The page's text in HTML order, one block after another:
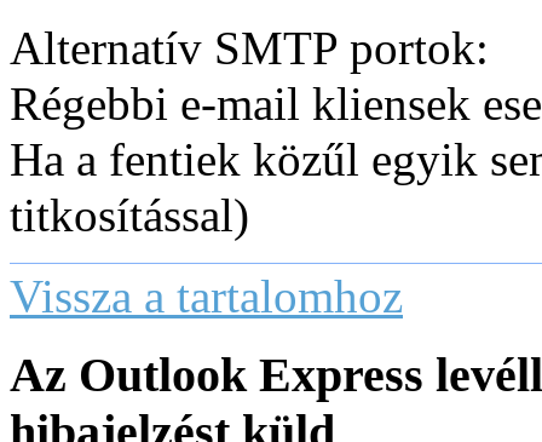
Alternatív SMTP portok:
Régebbi e-mail kliensek
Ha a fentiek közűl egyik
titkosítással)
Vissza a tartalomhoz
Az Outlook Express